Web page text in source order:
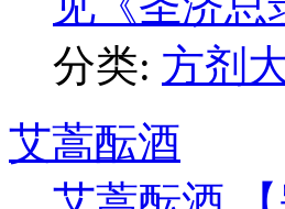
分类: 方剂
艾蒿酝酒